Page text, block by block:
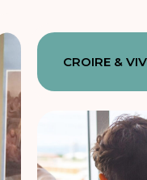
CROIRE &